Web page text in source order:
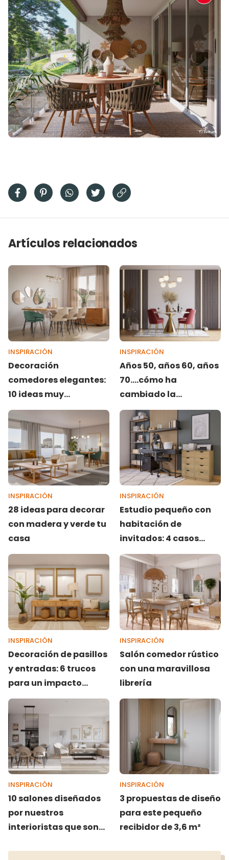
Artículos relacionados
INSPIRACIÓN
Decoración
comedores elegantes:
10 ideas muy
resultonas
INSPIRACIÓN
Años 50, años 60, años
70....cómo ha
cambiado la
decoración en cada
década
INSPIRACIÓN
28 ideas para decorar
con madera y verde tu
casa
INSPIRACIÓN
Estudio pequeño con
habitación de
invitados: 4 casos
reales de proyectos en
Livitum
INSPIRACIÓN
Decoración de pasillos
y entradas: 6 trucos
para un impacto
inmediato
INSPIRACIÓN
Salón comedor rústico
con una maravillosa
librería
INSPIRACIÓN
10 salones diseñados
por nuestros
interioristas que son
INSPIRACIÓN
3 propuestas de diseño
para este pequeño
recibidor de 3,6 m²